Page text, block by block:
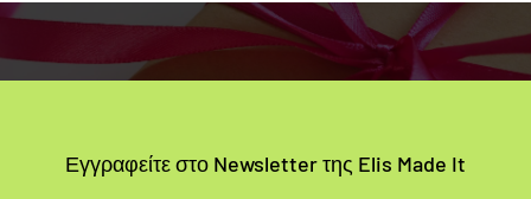
Εγγραφείτε στο Newsletter της Elis Made It